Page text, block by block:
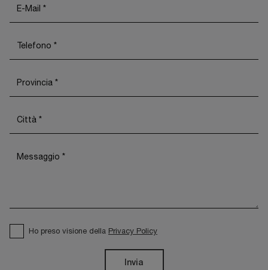
Ho preso visione della Privacy Policy
Invia